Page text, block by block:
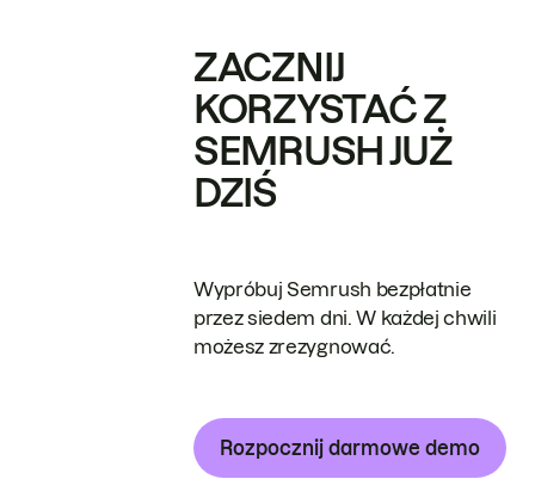
ZACZNIJ
KORZYSTAĆ Z
SEMRUSH JUŻ
DZIŚ
Wypróbuj Semrush bezpłatnie
przez siedem dni. W każdej chwili
możesz zrezygnować.
Rozpocznij darmowe demo